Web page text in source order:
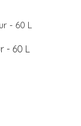
60 L